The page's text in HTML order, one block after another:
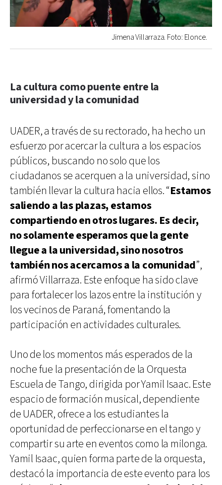
Jimena Villarraza. Foto: Elonce.
La cultura como puente entre la
universidad y la comunidad
UADER, a través de su rectorado, ha hecho un
esfuerzo por acercar la cultura a los espacios
públicos, buscando no solo que los
ciudadanos se acerquen a la universidad, sino
también llevar la cultura hacia ellos. “Estamos
saliendo a las plazas, estamos
compartiendo en otros lugares. Es decir,
no solamente esperamos que la gente
llegue a la universidad, sino nosotros
también nos acercamos a la comunidad”,
afirmó Villarraza. Este enfoque ha sido clave
para fortalecer los lazos entre la institución y
los vecinos de Paraná, fomentando la
participación en actividades culturales.
Uno de los momentos más esperados de la
noche fue la presentación de la Orquesta
Escuela de Tango, dirigida por Yamil Isaac. Este
espacio de formación musical, dependiente
de UADER, ofrece a los estudiantes la
oportunidad de perfeccionarse en el tango y
compartir su arte en eventos como la milonga.
Yamil Isaac, quien forma parte de la orquesta,
destacó la importancia de este evento para los